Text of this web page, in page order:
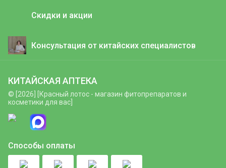
Скидки и акции
Консультация от китайских специалистов
КИТАЙСКАЯ АПТЕКА
© [2026] [Красный лотос - магазин фитопрепаратов и
косметики для вас]
Способы оплаты